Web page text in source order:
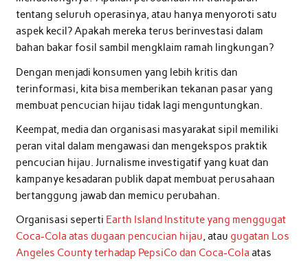
tentang seluruh operasinya, atau hanya menyoroti satu
aspek kecil? Apakah mereka terus berinvestasi dalam
bahan bakar fosil sambil mengklaim ramah lingkungan?
Dengan menjadi konsumen yang lebih kritis dan
terinformasi, kita bisa memberikan tekanan pasar yang
membuat pencucian hijau tidak lagi menguntungkan.
Keempat, media dan organisasi masyarakat sipil memiliki
peran vital dalam mengawasi dan mengekspos praktik
pencucian hijau. Jurnalisme investigatif yang kuat dan
kampanye kesadaran publik dapat membuat perusahaan
bertanggung jawab dan memicu perubahan.
Organisasi seperti Earth Island Institute yang menggugat
Coca-Cola atas dugaan pencucian hijau, atau gugatan Los
Angeles County terhadap PepsiCo dan Coca-Cola atas